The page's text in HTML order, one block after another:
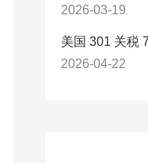
2026-03-19
2026-04-22